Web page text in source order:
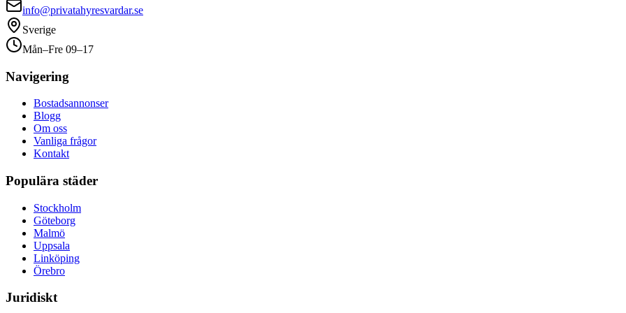
info@privatahyresvardar.se
Sverige
Mån–Fre 09–17
Navigering
Bostadsannonser
Blogg
Om oss
Vanliga frågor
Kontakt
Populära städer
Stockholm
Göteborg
Malmö
Uppsala
Linköping
Örebro
Juridiskt